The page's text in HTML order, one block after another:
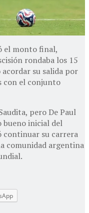
el monto final,
rondaba los 15
su salida por
con el conjunto
pero De Paul
bueno inicial del
continuar su carrera
comunidad argentina